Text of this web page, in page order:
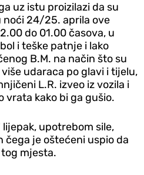
uz istu proizilazi da su
noći 24/25. aprila ove
do 01.00 časova, u
i teške patnje i lako
B.M. na način što su
udaraca po glavi i tijelu,
L.R. izveo iz vozila i
vrata kako bi ga gušio.
upotrebom sile,
čega je oštećeni uspio da
mjesta.